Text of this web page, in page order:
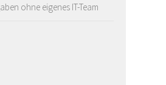
ohne eigenes IT-Team